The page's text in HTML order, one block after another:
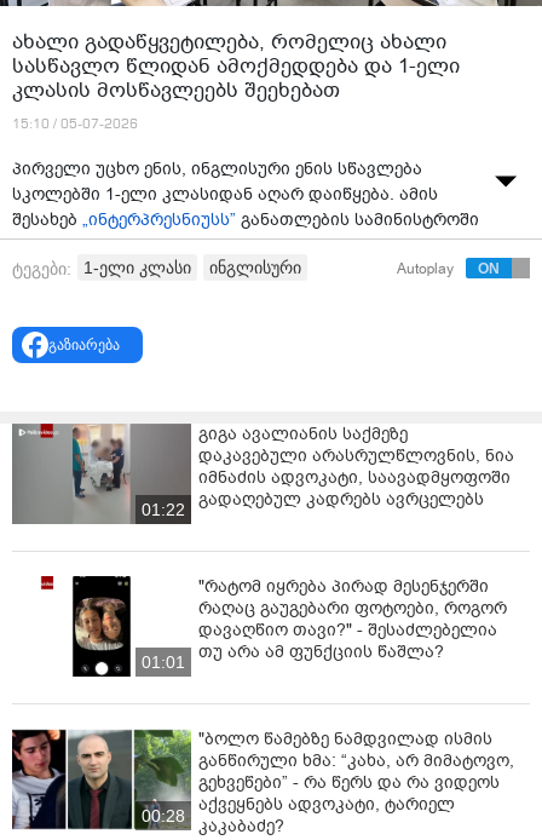
ახალი გადაწყვეტილება, რომელიც ახალი
სასწავლო წლიდან ამოქმედდება და 1-ელი
კლასის მოსწავლეებს შეეხებათ
15:10 / 05-07-2026
პირველი უცხო ენის, ინგლისური ენის სწავლება
სკოლებში 1-ელი კლასიდან აღარ დაიწყება. ამის
შესახებ „ინტერპრესნიუსს” განათლების სამინისტროში
განუცხადეს.
„ინგლისური არ დაიწყება 1-ელი კლასიდან, მაგრამ
განუცხადეს „ინტერპრესნიუსს” განათლების
სამინისტროში.
ქართულენოვან სკოლებში, ინგლისური ენის სწავლება
მეორე კლასიდან დაიწყება.
ტეგები: 1-ელი კლასი ინგლისური Autoplay
გაზიარება
01:22
გიგა ავალიანის საქმეზე
დაკავებული არასრულწლოვნის, ნია
იმნაძის ადვოკატი, საავადმყოფოში
გადაღებულ კადრებს ავრცელებს
01:01
"რატომ იყრება პირად მესენჯერში
რაღაც გაუგებარი ფოტოები, როგორ
დავაღწიო თავი?" - შესაძლებელია
თუ არა ამ ფუნქციის წაშლა?
00:28
"ბოლო წამებზე ნამდვილად ისმის
განწირული ხმა: “კახა, არ მიმატოვო,
გეხვეწები” - რა წერს და რა ვიდეოს
აქვეყნებს ადვოკატი, ტარიელ
კაკაბაძე?